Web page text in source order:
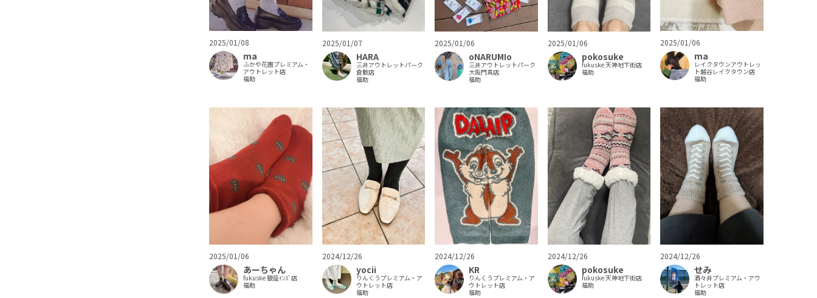
2025/01/08
ma
ふかや花園プレミアム・
アウトレット店
福助
2025/01/07
HARA
三井アウトレットパーク
倉敷店
福助
2025/01/06
oNARUMIo
三井アウトレットパーク
大阪門真店
福助
2025/01/06
pokosuke
fukuske 天神地下街店
福助
2025/01/06
ma
レイクタウンアウトレッ
ト越谷レイクタウン店
福助
2025/01/06
あーちゃん
fukuske 銀座ｲﾝｽﾞ店
福助
2024/12/26
yocii
りんくうプレミアム・ア
ウトレット店
福助
2024/12/26
KR
りんくうプレミアム・ア
ウトレット店
福助
2024/12/26
pokosuke
fukuske 天神地下街店
福助
2024/12/26
せみ
酒々井プレミアム・アウ
トレット店
福助